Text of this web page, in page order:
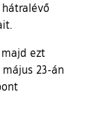
ezt
23-án